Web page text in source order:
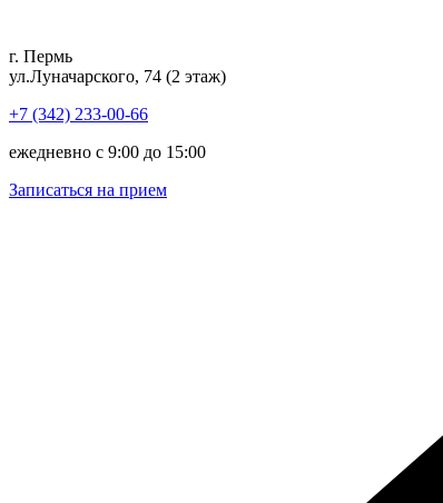
содержимому
г. Пермь
ул.Луначарского, 74 (2 этаж)
+7 (342) 233-00-66
ежедневно с 9:00 до 15:00
Записаться на прием